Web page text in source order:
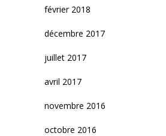
février 2018
décembre 2017
juillet 2017
avril 2017
novembre 2016
octobre 2016